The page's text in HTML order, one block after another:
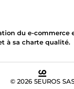
du e-commerce
à sa charte qualité.
© 2026 5EUROS